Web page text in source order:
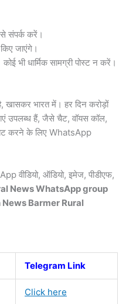
संपर्क करें।
जाएंगे।
भी धार्मिक सामग्री पोस्ट न करें।
भारत में। हर दिन करोड़ों
उपलब्ध हैं, जैसे चैट, वॉयस कॉल,
चैट करने के लिए WhatsApp
वीडियो, ऑडियो, इमेज, पीडीएफ,
NewsWhatsApp group
Barmer Rural
Telegram Link
Click here